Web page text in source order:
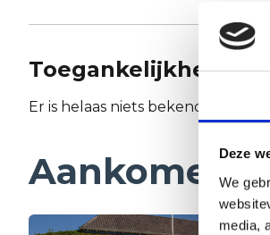
Deze
We
media,
Toegankelijkheid
Er is helaas niets bekend over de